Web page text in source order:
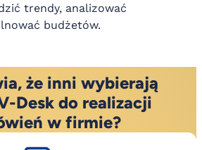
trendy, analizować
budżetów.
że inni wybierają
Desk do realizacji
w firmie?